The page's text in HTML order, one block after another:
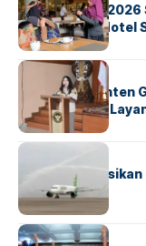
GM For A Day
Operasional Hotel
BANDARABERITA
Karantina Banten
Transparansi
BANDARA
Citilink
Nasional
BERITA